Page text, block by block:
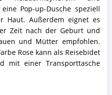
Pop-up-Dusche speziell
Haut. Außerdem eignet es
Zeit nach der Geburt und
und Mütter empfohlen.
Rose kann als Reisebidet
mit einer Transporttasche